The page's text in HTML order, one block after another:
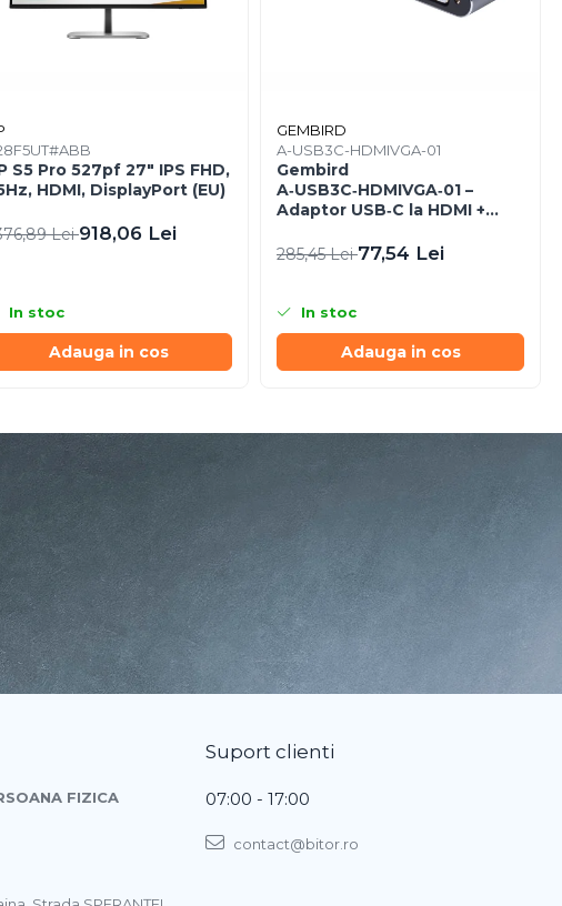
S5 Pro 527pf 27" IPS FHD,
HDMI, DisplayPort (EU)
Lei918,06 Lei
In stoc
Adauga in cos
GEMBIRD
A-USB3C-HDMIVGA-01
Gembird
A‑USB3C‑HDMIVGA‑01 –
Adaptor USB‑C la HDMI +
285,45 Lei77,54 Lei
In stoc
Adauga in cos
FIZICA
Suport clienti
07:00 - 17:00
contact@bitor.ro